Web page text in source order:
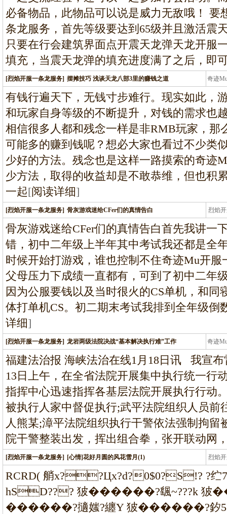
必备物品，此物品可以说是威力无敌哦！ 要
条龙服务，首先等级要达到65级并且激活震
只要在行会建筑界面点开震天龙弹天龙开服
填充，当震天龙弹的填充进度满了之后，即
[烈焰开服一条龙服务] 摆摊技巧 浅谈天龙八部3里的赚钱之道 奇迹
条
有钱行遍天下，无钱寸步难行。现实如此，
和玩家自身等级的不断提升，对钱的需求也
相信很多人都和残念一样是非RMB玩家，那
可能多的赚到钱呢？想必大家也看过不少类
少好的方法。残念也是这样一路摸索的奇迹
少方法，取得的收益却是不敢恭维，但也积
一起[阅读详细]
[烈焰开服一条龙服务] 骨灰游戏迷给CFer们的真情告白 烈焰
龙
骨灰游戏迷给CFer们的真情告白首先我讲一
错，初中二年级上半年其中考试我还都是全
时候开始打游戏，谁也控制不住奇迹Mu开
父母压力下成绩一直都有，可到了初中二年
因为公服要钱以及当时很火的CS单机，和同
体打单机CS。初二期末考试我排到全年级倒
详细]
[烈焰开服一条龙服务] 龙岩两级法院决战“基本解决执行难”工作 奇迹
条
福建法治报 海峡法治在线1月18日讯 我宣布
13日上午，在全省法院开展集中执行统一行
指挥中心迅速指挥各基层法院开展执行行动
被执行人家中督促执行;武平法院组织人员前
人熊某;漳平法院组织执行干警依法强制拘
院干警整装出发，挥出组合拳，张开联动网
[烈焰开服一条龙服务] [心情]花好月圆的风花雪月(1) 烈焰
龙
RCRD( 艄x??Цx?d?0$0?S!? ?
hSD??? 狓������?颻~???k 狓
������?擿媸?纏Y 狓������?釸